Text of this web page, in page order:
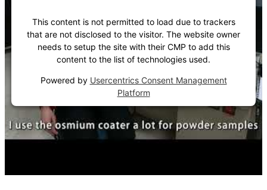
This content is not permitted to load due to trackers
that are not disclosed to the visitor. The website owner
needs to setup the site with their CMP to add this
content to the list of technologies used.
Powered by Usercentrics Consent Management
Platform